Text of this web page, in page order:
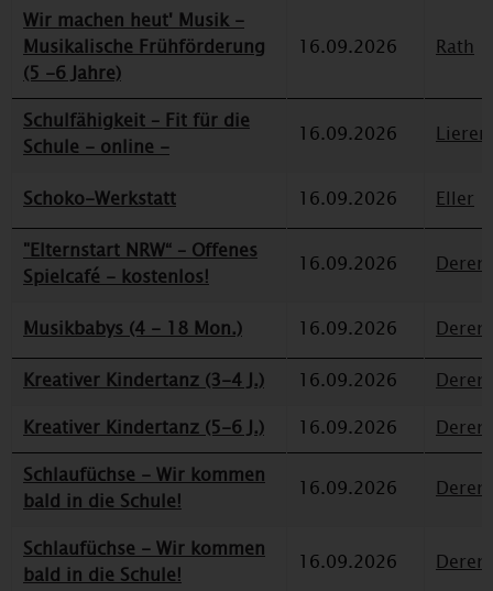
Wir machen heut' Musik -
Musikalische Frühförderung
(5 -6 Jahre)
16.09.2026 Rath
Schulfähigkeit – Fit für die
Schule - online -
16.09.2026
Schoko-Werkstatt 16.09.2026
Eller
"Elternstart NRW“ – Offenes
Spielcafé - kostenlos!
16.09.2026
Musikbabys (4 - 18 Mon.) 16.09.2026
Kreativer Kindertanz (3-4 J.)
16.09.2026
Kreativer Kindertanz (5-6 J.)
16.09.2026
Schlaufüchse - Wir kommen
bald in die Schule!
16.09.2026
Schlaufüchse - Wir kommen
bald in die Schule!
16.09.2026